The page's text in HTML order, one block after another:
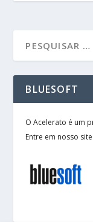
BLUESOFT
O Acelerato é um
Entre em nosso